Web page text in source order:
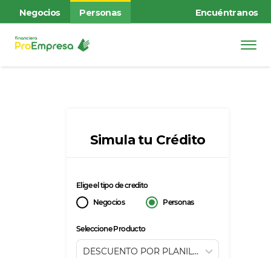
Negocios Personas Encuéntranos
Simula tu Crédito
Elige el tipo de credito
Negocios
Personas
Seleccione Producto
DESCUENTO POR PLANILLA